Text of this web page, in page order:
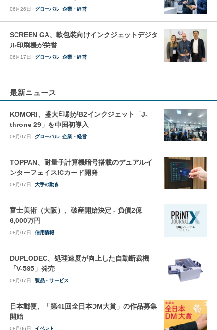
06月26日 グローバル 企業・経営
SCREEN GA、軟包装向けインクジェットデジタ
ル印刷機が栄誉
06月17日 グローバル 企業・経営
最新ニュース
KOMORI、盛大印刷がB2インクジェット「J-
throne 29」を中国初導入
08月07日 グローバル 企業・経営
TOPPAN、耐量子計算機暗号搭載のデュアルイ
ンターフェイスICカード開発
08月07日 大手の動き
富士美術（大阪）、破産開始決定 - 負債2億
6,000万円
08月07日 信用情報
DUPLODEC、処理速度が向上した自動断裁機
「V-595」発売
08月07日 製品・サービス
日本郵便、「第41回全日本DM大賞」の作品募集
開始
08月06日 イベント